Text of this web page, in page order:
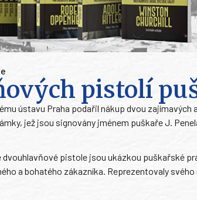
pistolí
ústavu Praha podařil nákup dvou zajímavých
jež jsou signovány jménem puškaře J.
dvouhlavňové pistole jsou ukázkou puškařské
a bohatého zákazníka. Reprezentovaly